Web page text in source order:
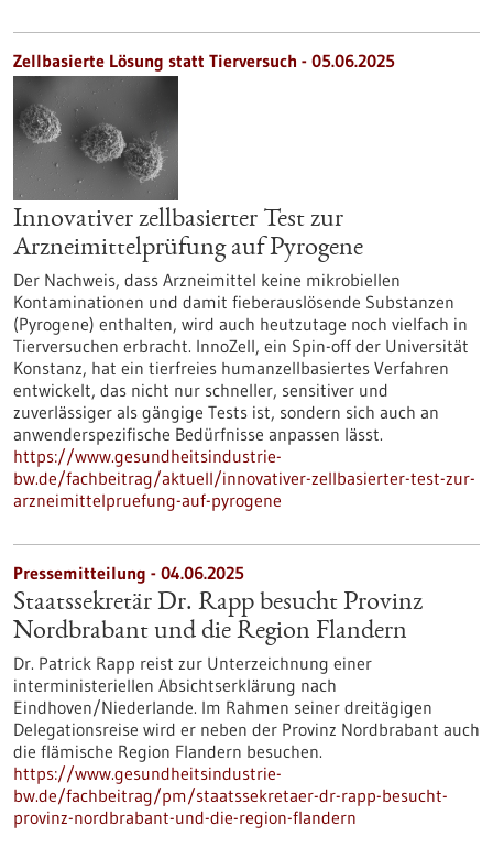
Zellbasierte Lösung statt Tierversuch - 05.06.2025
Innovativer zellbasierter Test zur
Arzneimittelprüfung auf Pyrogene
Der Nachweis, dass Arzneimittel keine mikrobiellen
Kontaminationen und damit fieberauslösende Substanzen
(Pyrogene) enthalten, wird auch heutzutage noch vielfach in
Tierversuchen erbracht. InnoZell, ein Spin-off der Universität
Konstanz, hat ein tierfreies humanzellbasiertes Verfahren
entwickelt, das nicht nur schneller, sensitiver und
zuverlässiger als gängige Tests ist, sondern sich auch an
anwenderspezifische Bedürfnisse anpassen lässt.
https://www.gesundheitsindustrie-
bw.de/fachbeitrag/aktuell/innovativer-zellbasierter-test-zur-
arzneimittelpruefung-auf-pyrogene
Pressemitteilung - 04.06.2025
Staatssekretär Dr. Rapp besucht Provinz
Nordbrabant und die Region Flandern
Dr. Patrick Rapp reist zur Unterzeichnung einer
interministeriellen Absichtserklärung nach
Eindhoven/Niederlande. Im Rahmen seiner dreitägigen
Delegationsreise wird er neben der Provinz Nordbrabant auch
die flämische Region Flandern besuchen.
https://www.gesundheitsindustrie-
bw.de/fachbeitrag/pm/staatssekretaer-dr-rapp-besucht-
provinz-nordbrabant-und-die-region-flandern